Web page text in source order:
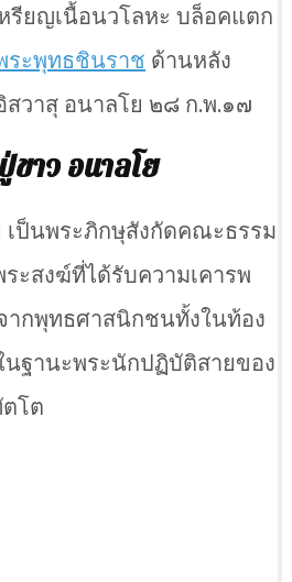
รียญเนื้อนวโลหะ บล็อคแตก
ระพุทธชินราช ด้านหลัง
สวาสุ อนาลโย ๒๘ ก.พ.๑๗
าว อนาลโย
เป็นพระภิกษุสังกัดคณะธรรม
ะสงฆ์ที่ได้รับความเคารพ
ากพุทธศาสนิกชนทั้งในท้อง
นฐานะพระนักปฏิบัติสายของ
โต